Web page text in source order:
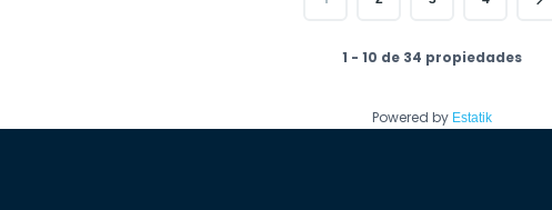
1 - 10 de 34 propiedades
Powered by Estatik